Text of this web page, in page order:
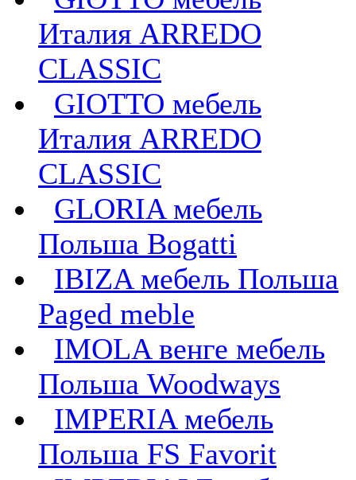
Италия ARREDO
CLASSIC
GIOTTO мебель
Италия ARREDO
CLASSIC
GLORIA мебель
Польша Bogatti
IBIZA мебель Польша
Paged meble
IMOLA венге мебель
Польша Woodways
IMPERIA мебель
Польша FS Favorit